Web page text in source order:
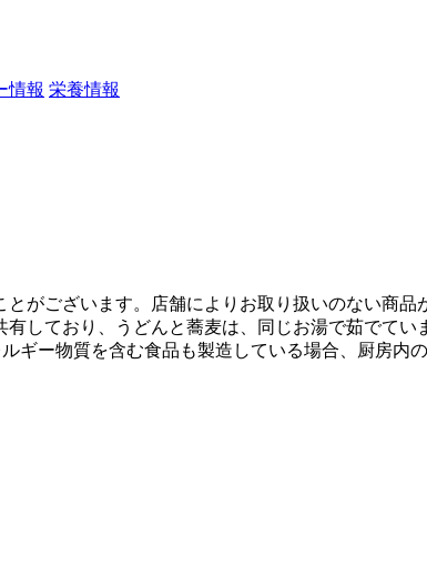
情報 栄養情報
がございます。店舗によりお取り扱いのない商品
しており、うどんと蕎麦は、同じお湯で茹でて
ギー物質を含む食品も製造している場合、厨房